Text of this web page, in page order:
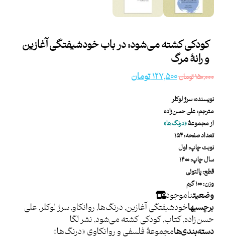
کودکی کشته می‌شود: در باب خودشیفتگی آغازین
و رانۀ مرگ
۱۵۰,۰۰۰تومان۱۲۷,۵۰۰تومان
نویسنده: سرژ لوکلر
مترجم: علی حسن‌زاده
از مجموعۀ«درنگ‌ها»
تعداد صفحه: ۱۵۴
نوبت چاپ: اول
سال چاپ: ۱۴۰۰
قطع: پالتوئی
وزن: ۱۰۰ گرم
وضعیتناموجود
برچسبهاخودشیفتگی آغازین,درنگ‌ها,روانکاو,سرژ لوکلر,علی
حسن‌زاده,کتاب,کودکی کشته می‌شود,نشر لگا
دسته بندی هامجموعۀ فلسفی و روانکاوی «درنگ‌ها»